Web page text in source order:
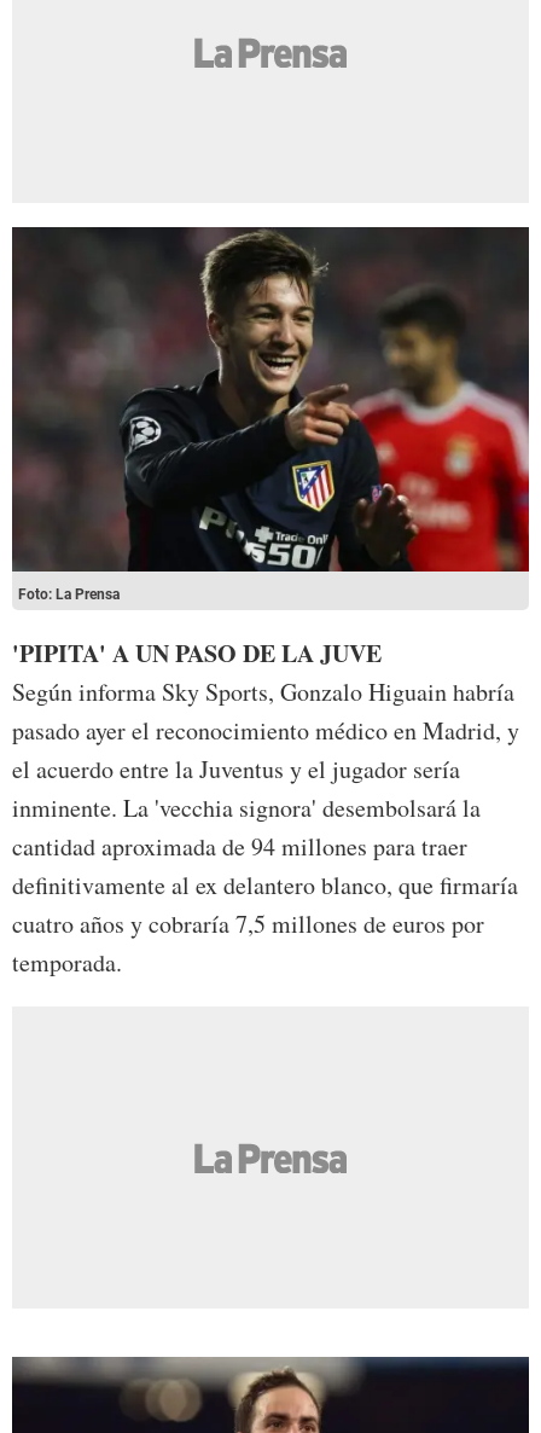
Foto: La Prensa
'PIPITA' A UN PASO DE LA JUVE
Según informa Sky Sports, Gonzalo Higuain habría
pasado ayer el reconocimiento médico en Madrid, y
el acuerdo entre la Juventus y el jugador sería
inminente. La 'vecchia signora' desembolsará la
cantidad aproximada de 94 millones para traer
definitivamente al ex delantero blanco, que firmaría
cuatro años y cobraría 7,5 millones de euros por
temporada.